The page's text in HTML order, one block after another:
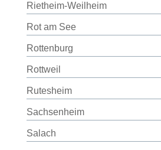
Rietheim-Weilheim
Rot am See
Rottenburg
Rottweil
Rutesheim
Sachsenheim
Salach